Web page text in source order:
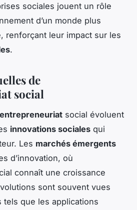
sociales jouent un rôle
d’un monde plus
renforçant leur impact sur les
.
de
social
social évoluent
innovations sociales qui
Les marchés émergents
d’innovation, où
connaît une croissance
sont souvent vues
que les applications